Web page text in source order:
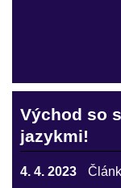
Východ so
jazykmi!
4. 4. 2023